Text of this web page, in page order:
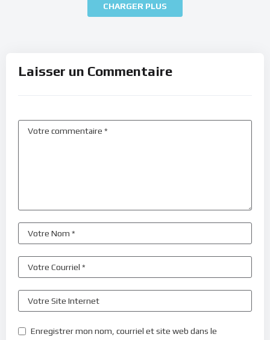
CHARGER PLUS
Laisser un Commentaire
Enregistrer mon nom, courriel et site web dans le